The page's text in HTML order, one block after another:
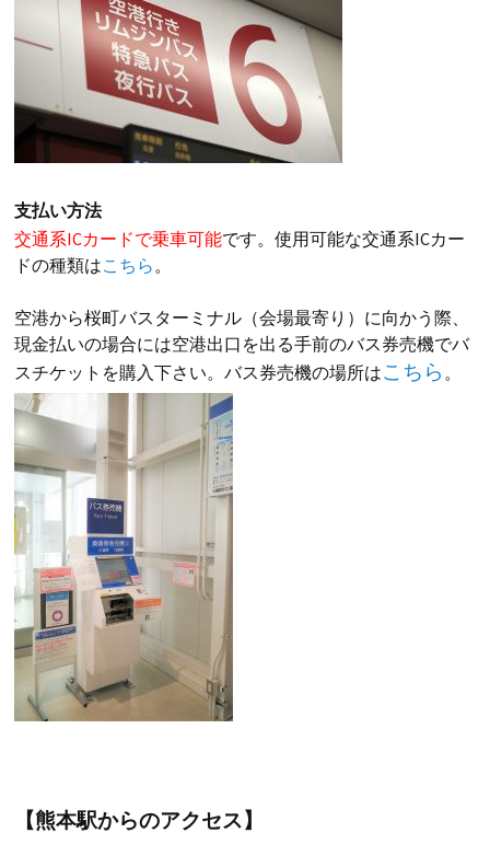
支払い方法
交通系ICカードで乗車可能です。使用可能な交通系ICカー
ドの種類はこちら。
空港から桜町バスターミナル（会場最寄り）に向かう際、
現金払いの場合には空港出口を出る手前のバス券売機でバ
スチケットを購入下さい。バス券売機の場所はこちら 。
【熊本駅からのアクセス】